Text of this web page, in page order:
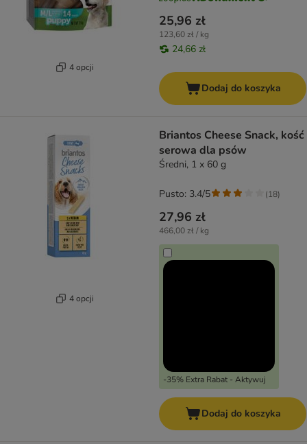
4 opcji
25,96 zł
123,60 zł / kg
24,66 zł
Dodaj do koszyka
4 opcji
Briantos Cheese Snack, kość
serowa dla psów
Średni, 1 x 60 g
27,96 zł
466,00 zł / kg
-35% Extra Rabat - Aktywuj
Pusto: 3.4/5 (18)
Dodaj do koszyka